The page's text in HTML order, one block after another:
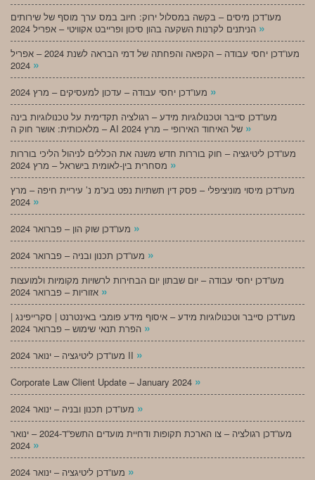
מעו”דכן מיסים – בקשה במסלול ירוק: חיוב במס ערך מוסף של שירותים
»
מעו”דכן יחסי עבודה – הקפאה והפחתה של דמי הבראה לשנת 2024 – אפריל
»
»
מעו”דכן סייבר וטכנולוגיות מידע – רגולציה תקדימית על טכנולוגיות בינה
»
מעו”דכן ליטיגציה – חוק בוררות חדש משנה את הכללים לניהול הליכי בוררות
»
מעו”דכן מיסוי מוניציפלי – פסק דין תשתיות נפט בע”מ נ’ עיריית חיפה – מרץ
»
»
»
מעו”דכן יחסי עבודה – יום שבתון יום הבחירות לרשויות מקומיות ולמועצות
»
מעו”דכן סייבר וטכנולוגיות מידע – איסוף מידע פומבי באינטרנט | סקרייפינג |
»
מעו”דכן ליטיגציה – ינואר 2024 II »
Corporate Law Client Update – January 2024 »
»
מעו”דכן רגולציה – צו הארכת תקופות ודחיית מועדים התשפ”ד-2024 – ינואר
»
»